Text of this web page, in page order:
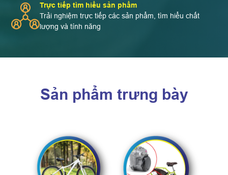
Trực tiếp tìm hiểu sản phẩm
Trải nghiệm trực tiếp các sản phẩm, tìm hiểu chất
lượng và tính năng
Sản phẩm trưng bày